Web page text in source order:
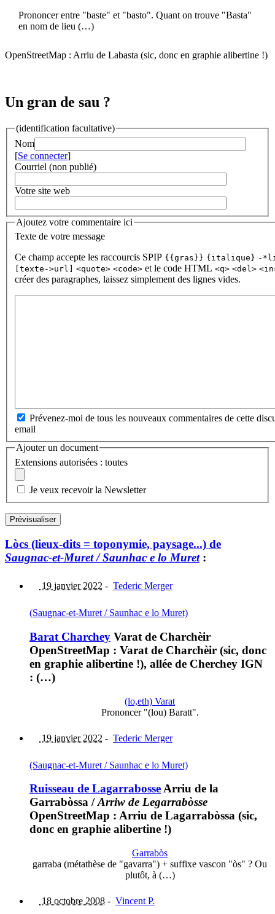
Prononcer entre "baste" et "basto". Quant on trouve "Basta"
en nom de lieu (…)
OpenStreetMap : Arriu de Labasta (sic, donc en graphie alibertine !)
Un gran de sau ?
(identification facultative)
Nom
[Se connecter]
Courriel (non publié)
Votre site web
Ajoutez votre commentaire ici
Texte de votre message
Ce champ accepte les raccourcis SPIP {{gras}} {italique} -
[texte->url]
<quote> <code> et le code HTML <q> <del>
créer des paragraphes, laissez simplement des lignes vides.
Prévenez-moi de tous les nouveaux commentaires de cette
email
Ajouter un document
Extensions autorisées : toutes
Je veux recevoir la Newsletter
Lòcs (lieux-dits = toponymie, paysage...) de
Saugnac-et-Muret / Saunhac e lo Muret:
19 janvier 2022 - Tederic Merger
(Saugnac-et-Muret / Saunhac e lo Muret)
Barat Charchey Varat de Charchèir
OpenStreetMap : Varat de Charchèir (sic, donc
en graphie alibertine !), allée de Cherchey IGN
: (…)
(lo,eth) Varat
Prononcer "(lou) Baratt".
19 janvier 2022 - Tederic Merger
(Saugnac-et-Muret / Saunhac e lo Muret)
Ruisseau de LagarrabosseArriu de la
Garrabòssa /Arriw de Legarrabòsse
OpenStreetMap : Arriu de Lagarrabòssa (sic,
donc en graphie alibertine !)
Garrabòs
garraba (métathèse de "gavarra") + suffixe vascon "òs" ? Ou
plutôt, à (…)
18 octobre 2008 - Vincent P.